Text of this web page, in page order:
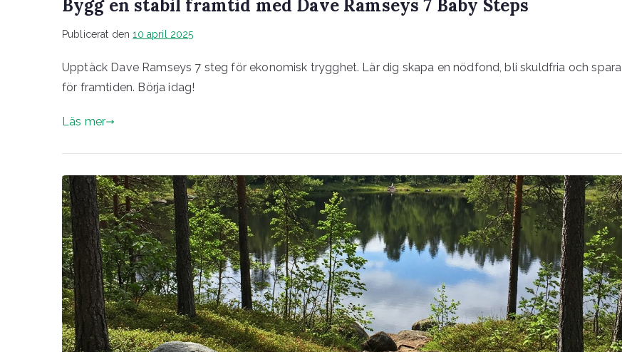
Bygg en stabil framtid med Dave Ramseys 7 Baby Steps
Publicerat den10 april 2025
Upptäck Dave Ramseys 7 steg för ekonomisk trygghet. Lär dig skapa en nödfond, bli skuldfria och spara
för framtiden. Börja idag!
Läs mer